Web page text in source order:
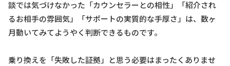
談では気づけなかった「カウンセラーとの相性」「紹介され
るお相手の雰囲気」「サポートの実質的な手厚さ」は、数ヶ
月動いてみてようやく判断できるものです。
乗り換えを「失敗した証拠」と思う必要はまったくありませ